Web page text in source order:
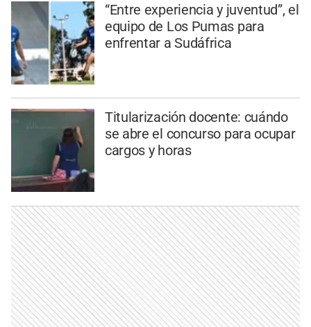
“Entre experiencia y juventud”, el
equipo de Los Pumas para
enfrentar a Sudáfrica
Titularización docente: cuándo
se abre el concurso para ocupar
cargos y horas